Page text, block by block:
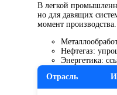
В легкой
но для давящих
момент производства.
Нефтегаз:
Энергетика:
Отрасль